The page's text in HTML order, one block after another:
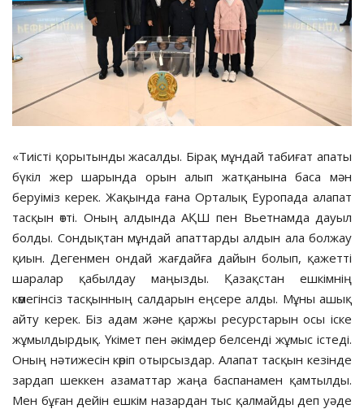
«Тиісті қорытынды жасалды. Бірақ мұндай табиғат апаты
бүкіл жер шарында орын алып жатқанына баса мән
беруіміз керек. Жақында ғана Орталық Еуропада алапат
тасқын өтті. Оның алдында АҚШ пен Вьетнамда дауыл
болды. Сондықтан мұндай апаттарды алдын ала болжау
қиын. Дегенмен ондай жағдайға дайын болып, қажетті
шаралар қабылдау маңызды. Қазақстан ешкімнің
көмегінсіз тасқынның салдарын еңсере алды. Мұны ашық
айту керек. Біз адам және қаржы ресурстарын осы іске
жұмылдырдық. Үкімет пен әкімдер белсенді жұмыс істеді.
Оның нәтижесін көріп отырсыздар. Алапат тасқын кезінде
зардап шеккен азаматтар жаңа баспанамен қамтылды.
Мен бұған дейін ешкім назардан тыс қалмайды деп уәде